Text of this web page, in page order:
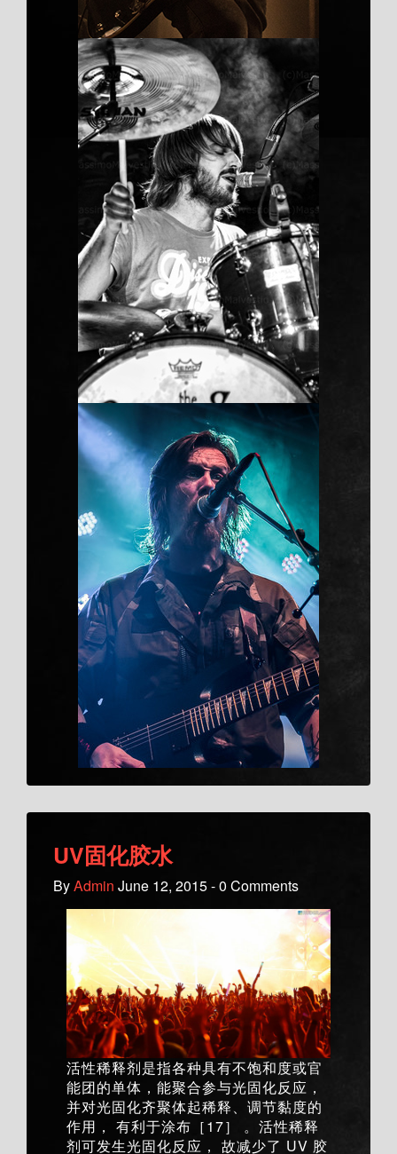
紫外快速固化胶
Duis aute irure dolor
液体受外力作用移动时，其分子之间产
生摩擦阻力的量度，叫做粘度。摩擦阻
力越大，粘度越大;摩擦阻力越小，粘
度越小。在国际单位制中，粘度单位是
mPa.s。水的粘度为1.14mPa.s。
上海耐温款耐老化，
适应上海电子设备长
期使用
Duis aute irure dolor
5 、气温对胶水的活性也有少许影响，
气温低时固化时间应适当延长；
UV固化胶水
ByAdmin June 12, 2015 - 0 Comments
活性稀释剂是指各种具有不饱和度或官
能团的单体，能聚合参与光固化反应，
并对光固化齐聚体起稀释、调节黏度的
作用， 有利于涂布［17］ 。活性稀释
剂可发生光固化反应， 故减少了 UV 胶